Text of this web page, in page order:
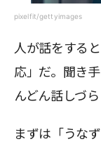
pixelfit/gettyimages
人が話をする
応」だ。聞き
んどん話しづら
まずは「うな